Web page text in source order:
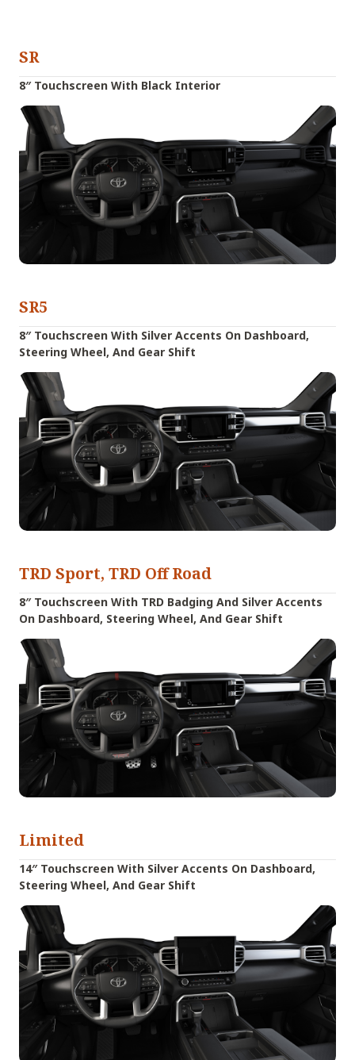
SR
8″ Touchscreen With Black Interior
SR5
8″ Touchscreen With Silver Accents On Dashboard,
Steering Wheel, And Gear Shift
TRD Sport, TRD Off Road
8″ Touchscreen With TRD Badging And Silver Accents
On Dashboard, Steering Wheel, And Gear Shift
Limited
14″ Touchscreen With Silver Accents On Dashboard,
Steering Wheel, And Gear Shift